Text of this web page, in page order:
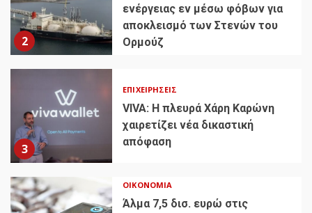
2
ενέργειας εν μέσω φόβων για
αποκλεισμό των Στενών του
Ορμούζ
3
ΕΠΙΧΕΙΡΉΣΕΙΣ
VIVA: Η πλευρά Χάρη Καρώνη
χαιρετίζει νέα δικαστική
απόφαση
ΟΙΚΟΝΟΜΊΑ
Άλμα 7,5 δισ. ευρώ στις